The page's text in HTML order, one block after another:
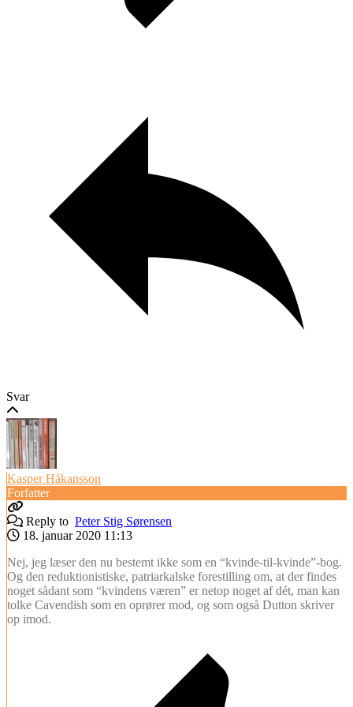
Svar
Kasper Håkansson
Forfatter
Reply to Peter Stig Sørensen
18. januar 2020 11:13
Nej, jeg læser den nu bestemt ikke som en “kvinde-til-kvinde”-bog.
Og den reduktionistiske, patriarkalske forestilling om, at der findes
noget sådant som “kvindens væren” er netop noget af dét, man kan
tolke Cavendish som en oprører mod, og som også Dutton skriver
op imod.